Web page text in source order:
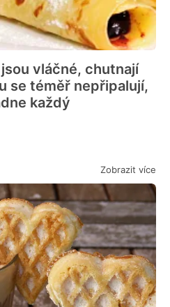
vláčné, chutnají
se téměř nepřipalují,
každý
Zobrazit více